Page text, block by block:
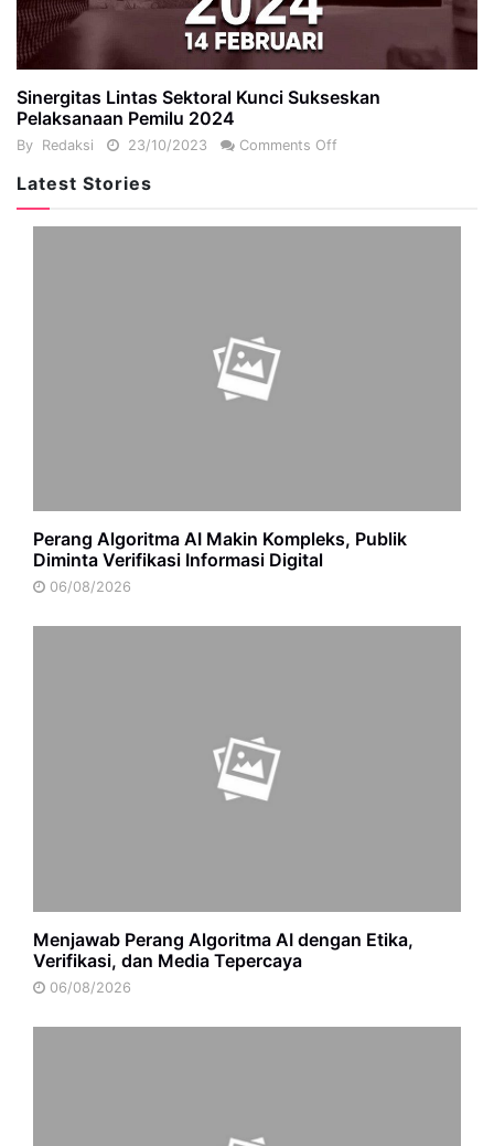
Sinergitas Lintas Sektoral Kunci Sukseskan
Pelaksanaan Pemilu 2024
By Redaksi 23/10/2023 Comments Off
Latest Stories
Perang Algoritma AI Makin Kompleks, Publik
Diminta Verifikasi Informasi Digital
06/08/2026
Menjawab Perang Algoritma AI dengan Etika,
Verifikasi, dan Media Tepercaya
06/08/2026